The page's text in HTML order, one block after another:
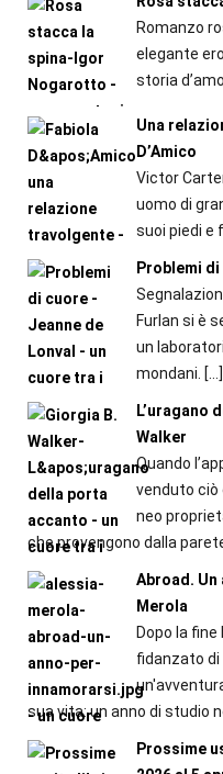
Romanzo
elegante
storia
Una
D’Amico
Victor
uomo di
suoi piedi e
Problemi
Furlan si è
un
mondani. […]
L’uragano
Walker
Quando
venduto ciò
neo
che provengono dalla
Abroad. Un
Merola
Dopo la
fidanzato di
sua vita: un anno di studio
Prossime